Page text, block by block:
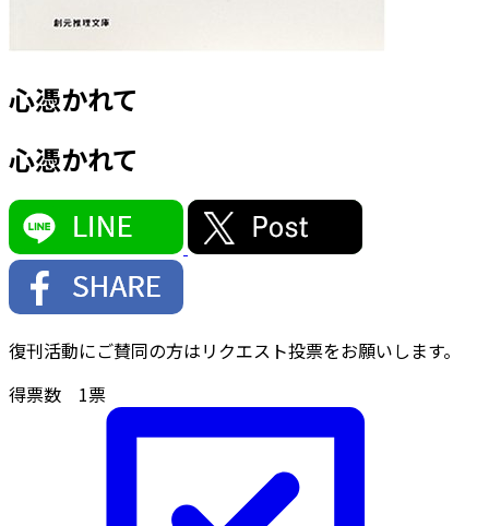
心憑かれて
心憑かれて
復刊活動にご賛同の方はリクエスト投票をお願いします。
得票数 1票